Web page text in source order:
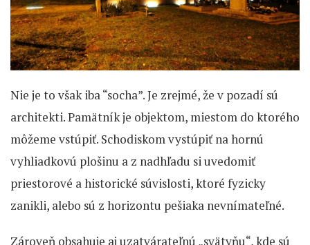
Nie je to však iba “socha”. Je zrejmé, že v pozadí sú
architekti. Pamätník je objektom, miestom do ktorého
môžeme vstúpiť. Schodiskom vystúpiť na hornú
vyhliadkovú plošinu a z nadhľadu si uvedomiť
priestorové a historické súvislosti, ktoré fyzicky
zanikli, alebo sú z horizontu pešiaka nevnímateľné.
Zároveň obsahuje aj uzatvárateľnú „svätyňu“, kde sú